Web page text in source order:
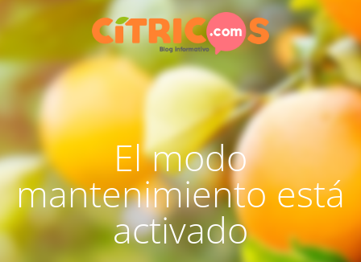
El modo
mantenimiento está
activado